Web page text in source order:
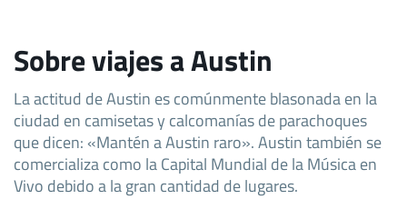
Sobre viajes a Austin
La actitud de Austin es comúnmente blasonada en la
ciudad en camisetas y calcomanías de parachoques
que dicen: «Mantén a Austin raro». Austin también se
comercializa como la Capital Mundial de la Música en
Vivo debido a la gran cantidad de lugares.